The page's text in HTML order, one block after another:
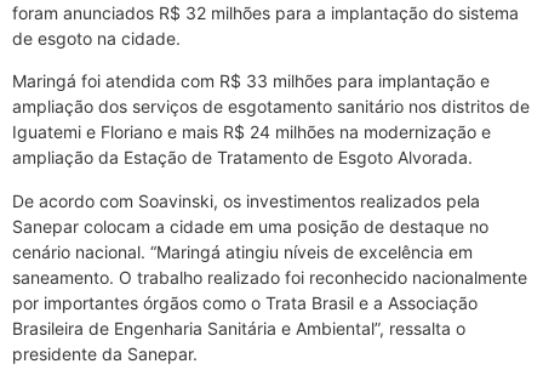
foram anunciados R$ 32 milhões para a implantação do sistema
de esgoto na cidade.
Maringá foi atendida com R$ 33 milhões para implantação e
ampliação dos serviços de esgotamento sanitário nos distritos de
Iguatemi e Floriano e mais R$ 24 milhões na modernização e
ampliação da Estação de Tratamento de Esgoto Alvorada.
De acordo com Soavinski, os investimentos realizados pela
Sanepar colocam a cidade em uma posição de destaque no
cenário nacional. “Maringá atingiu níveis de excelência em
saneamento. O trabalho realizado foi reconhecido nacionalmente
por importantes órgãos como o Trata Brasil e a Associação
Brasileira de Engenharia Sanitária e Ambiental”, ressalta o
presidente da Sanepar.